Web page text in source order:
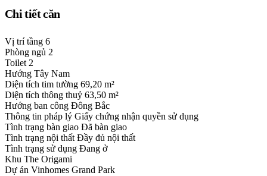
Chi tiết căn
Vị trí tầng 6
Phòng ngủ 2
Toilet 2
Hướng Tây Nam
Diện tích tim tường 69,20 m²
Diện tích thông thuỷ 63,50 m²
Hướng ban công Đông Bắc
Thông tin pháp lý Giấy chứng nhận quyền sử dụng
Tình trạng bàn giao Đã bàn giao
Tình trạng nội thất Đầy đủ nội thất
Tình trạng sử dụng Đang ở
Khu The Origami
Dự án Vinhomes Grand Park